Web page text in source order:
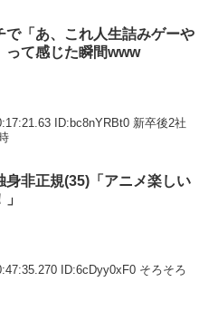
で「あ、これ人生詰みゲーや
って感じた瞬間www
ID:bc8nYRBt0 新卒後2社
身非正規(35)「アニメ楽しい
ID:6cDyy0xF0 そろそろ